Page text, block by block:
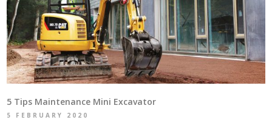
5 Tips Maintenance Mini Excavator
5 FEBRUARY 2020